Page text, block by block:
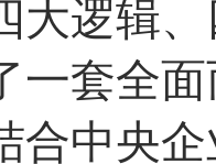
大逻辑
一套全
合中央